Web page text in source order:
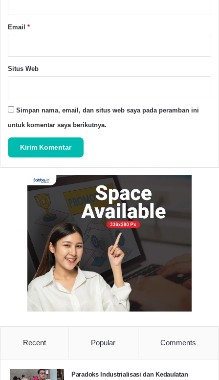
Email *
Situs Web
Simpan nama, email, dan situs web saya pada peramban ini
untuk komentar saya berikutnya.
Recent Popular Comments
Paradoks Industrialisasi dan Kedaulatan